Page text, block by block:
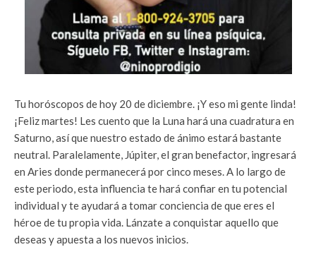
Tu horóscopos de hoy 20 de diciembre. ¡Y eso mi gente linda!
¡Feliz martes! Les cuento que la Luna hará una cuadratura en
Saturno, así que nuestro estado de ánimo estará bastante
neutral. Paralelamente, Júpiter, el gran benefactor, ingresará
en Aries donde permanecerá por cinco meses. A lo largo de
este periodo, esta influencia te hará confiar en tu potencial
individual y te ayudará a tomar conciencia de que eres el
héroe de tu propia vida. Lánzate a conquistar aquello que
deseas y apuesta a los nuevos inicios.